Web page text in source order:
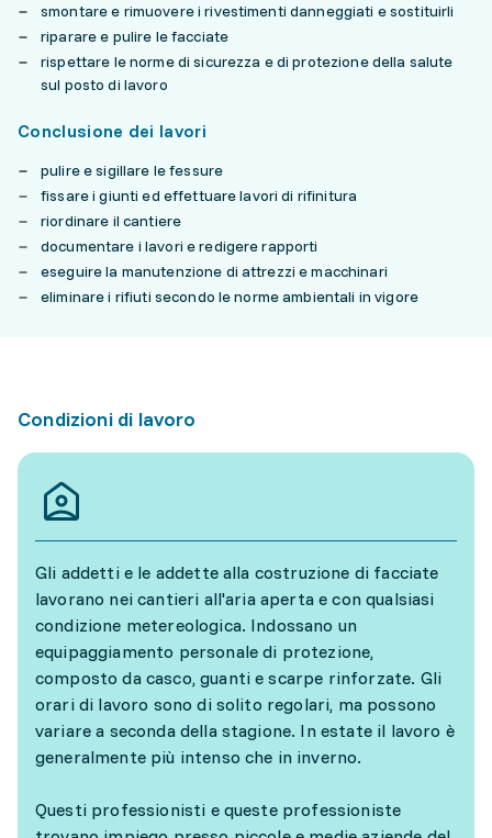
smontare e rimuovere i rivestimenti danneggiati e sostituirli
riparare e pulire le facciate
rispettare le norme di sicurezza e di protezione della salute
sul posto di lavoro
Conclusione dei lavori
pulire e sigillare le fessure
fissare i giunti ed effettuare lavori di rifinitura
riordinare il cantiere
documentare i lavori e redigere rapporti
eseguire la manutenzione di attrezzi e macchinari
eliminare i rifiuti secondo le norme ambientali in vigore
Condizioni di lavoro
Gli addetti e le addette alla costruzione di facciate
lavorano nei cantieri all'aria aperta e con qualsiasi
condizione metereologica. Indossano un
equipaggiamento personale di protezione,
composto da casco, guanti e scarpe rinforzate. Gli
orari di lavoro sono di solito regolari, ma possono
variare a seconda della stagione. In estate il lavoro è
generalmente più intenso che in inverno.
Questi professionisti e queste professioniste